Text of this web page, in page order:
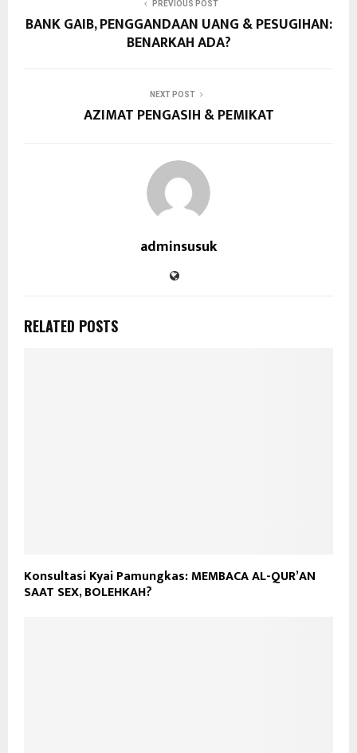
PREVIOUS POST
BANK GAIB, PENGGANDAAN UANG & PESUGIHAN:
BENARKAH ADA?
NEXT POST
AZIMAT PENGASIH & PEMIKAT
adminsusuk
RELATED POSTS
Konsultasi Kyai Pamungkas: MEMBACA AL-QUR’AN
SAAT SEX, BOLEHKAH?